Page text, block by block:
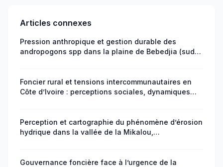
Articles connexes
Pression anthropique et gestion durable des
andropogons spp dans la plaine de Bebedjia (sud
Foncier rural et tensions intercommunautaires en
Côte d’Ivoire : perceptions sociales, dynamiques
Perception et cartographie du phénomène d’érosion
hydrique dans la vallée de la Mikalou,
Gouvernance foncière face à l’urgence de la